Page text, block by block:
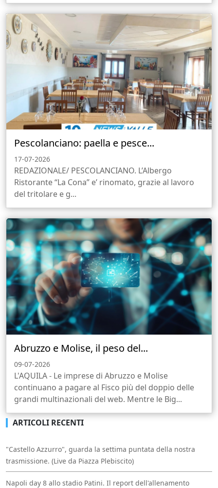
Pescolanciano: paella e pesce...
17-07-2026
REDAZIONALE/ PESCOLANCIANO. L’Albergo
Ristorante “La Cona” e’ rinomato, grazie al lavoro
del tritolare e g...
Abruzzo e Molise, il peso del...
09-07-2026
L'AQUILA - Le imprese di Abruzzo e Molise
continuano a pagare al Fisco più del doppio delle
grandi multinazionali del web. Mentre le Big...
ARTICOLI RECENTI
"Castello Azzurro", guarda la settima puntata della nostra
trasmissione. (Live da Piazza Plebiscito)
Napoli day 8 allo stadio Patini. Il report dell'allenamento